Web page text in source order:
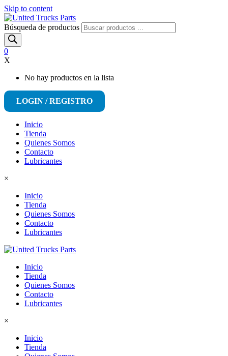
Skip to content
Búsqueda de productos
0
X
No hay productos en la lista
LOGIN / REGISTRO
Inicio
Tienda
Quienes Somos
Contacto
Lubricantes
×
Inicio
Tienda
Quienes Somos
Contacto
Lubricantes
Inicio
Tienda
Quienes Somos
Contacto
Lubricantes
×
Inicio
Tienda